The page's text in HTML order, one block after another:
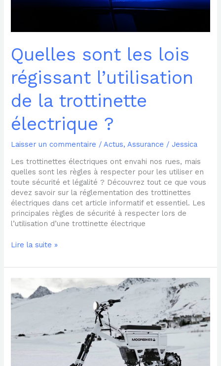
Quelles sont les lois
régissant l’utilisation
de la trottinette
électrique ?
Laisser un commentaire / Actus, Assurance /Jessica
Les trottinettes électriques ont envahi nos rues, mais
quelles sont les règles à respecter pour les utiliser en
toute sécurité et légalité ? Découvrez tout ce que vous
devez savoir sur la réglementation des trottinettes
électriques dans cet article informatif et essentiel. Les
principales règles de sécurité à respecter lors de
l’utilisation d’une trottinette électrique
Lire la suite »
:
la
du